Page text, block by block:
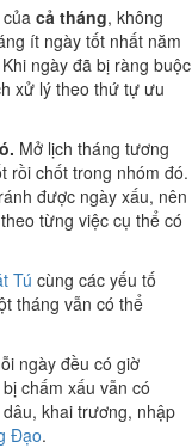
cả tháng, không
ít ngày tốt nhất năm
ngày đã bị ràng buộc
xử lý theo thứ tự ưu
Mở lịch tháng tương
rồi chốt trong nhóm đó.
được ngày xấu, nên
từng việc cụ thể có
Tú cùng các yếu tố
tháng vẫn có thể
ngày đều có giờ
chấm xấu vẫn có
khai trương, nhập
Đạo.